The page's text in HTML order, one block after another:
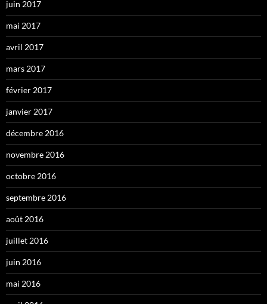
juin 2017
mai 2017
avril 2017
mars 2017
février 2017
janvier 2017
décembre 2016
novembre 2016
octobre 2016
septembre 2016
août 2016
juillet 2016
juin 2016
mai 2016